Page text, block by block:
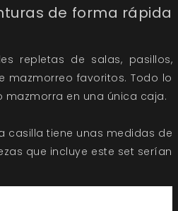
de forma rápida
repletas de salas, pasillos,
mazmorreo favoritos. Todo lo
mazmorra en una única caja.
casilla tiene unas medidas de
que incluye este set serían